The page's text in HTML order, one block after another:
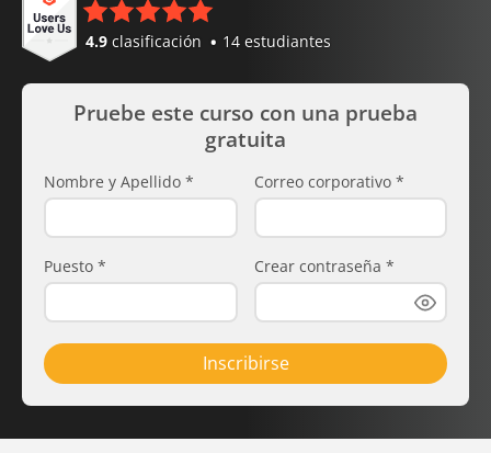
4.9 clasificación 14 estudiantes
Pruebe este curso con una prueba
gratuita
Nombre y Apellido * Correo corporativo *
Puesto * Crear contraseña *
Inscribirse